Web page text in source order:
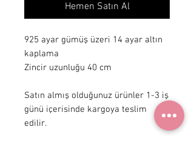
Hemen Satın Al
925 ayar gümüş üzeri 14 ayar altın
kaplama
Zincir uzunluğu 40 cm
Satın almış olduğunuz ürünler 1-3 iş
günü içerisinde kargoya teslim
edilir.